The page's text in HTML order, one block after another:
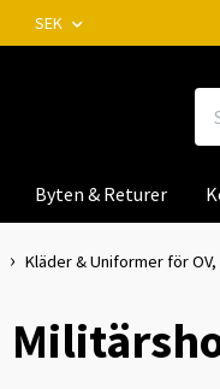
SEK
Byten & Returer
Kläder & Uniformer för